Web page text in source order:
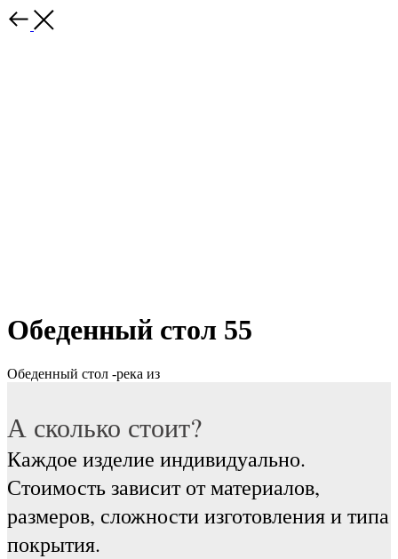
Обеденный стол 55
Обеденный стол -река из
А сколько стоит?
Каждое изделие индивидуально.
Стоимость зависит от материалов,
размеров, сложности изготовления и типа
покрытия.